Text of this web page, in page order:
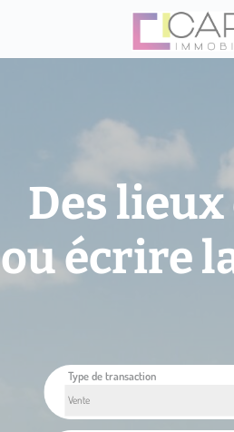
Des lieux
ou écrire
Type de transaction